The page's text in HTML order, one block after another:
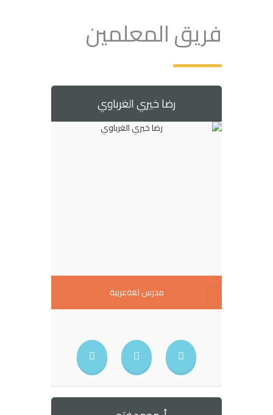
فريق المعلمين
رضا خيري الغرباوي
مدرس لغةعربية